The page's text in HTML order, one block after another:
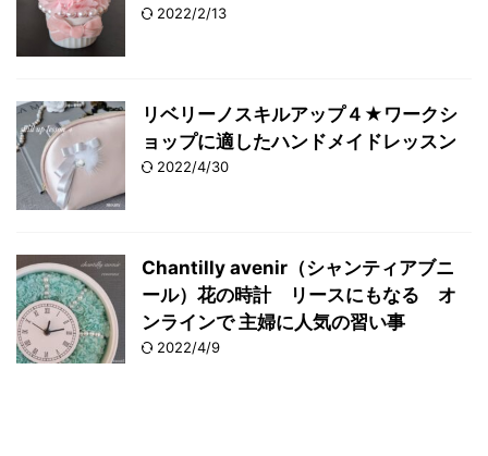
2022/2/13
リベリーノスキルアップ４★ワークシ
ョップに適したハンドメイドレッスン
2022/4/30
Chantilly avenir（シャンティアブニ
ール）花の時計 リースにもなる オ
ンラインで 主婦に人気の習い事
2022/4/9